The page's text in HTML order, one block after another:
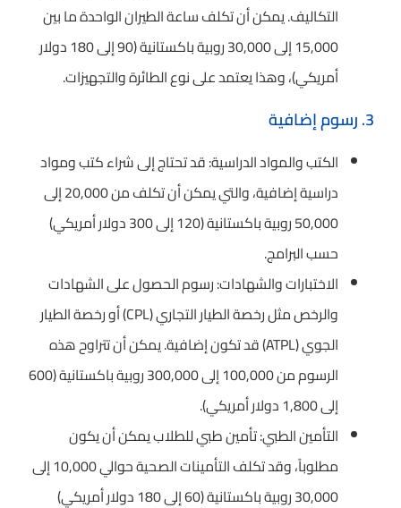
التكاليف. يمكن أن تكلف ساعة الطيران الواحدة ما بين
15,000 إلى 30,000 روبية باكستانية (90 إلى 180 دولار
أمريكي)، وهذا يعتمد على نوع الطائرة والتجهيزات.
3. رسوم إضافية
الكتب والمواد الدراسية: قد تحتاج إلى شراء كتب ومواد
دراسية إضافية، والتي يمكن أن تكلف من 20,000 إلى
50,000 روبية باكستانية (120 إلى 300 دولار أمريكي)
حسب البرامج.
الاختبارات والشهادات: رسوم الحصول على الشهادات
والرخص مثل رخصة الطيار التجاري (CPL) أو رخصة الطيار
الجوي (ATPL) قد تكون إضافية. يمكن أن تتراوح هذه
الرسوم من 100,000 إلى 300,000 روبية باكستانية (600
إلى 1,800 دولار أمريكي).
التأمين الطبي: تأمين طبي للطلاب يمكن أن يكون
مطلوباً، وقد تكلف التأمينات الصحية حوالي 10,000 إلى
30,000 روبية باكستانية (60 إلى 180 دولار أمريكي)